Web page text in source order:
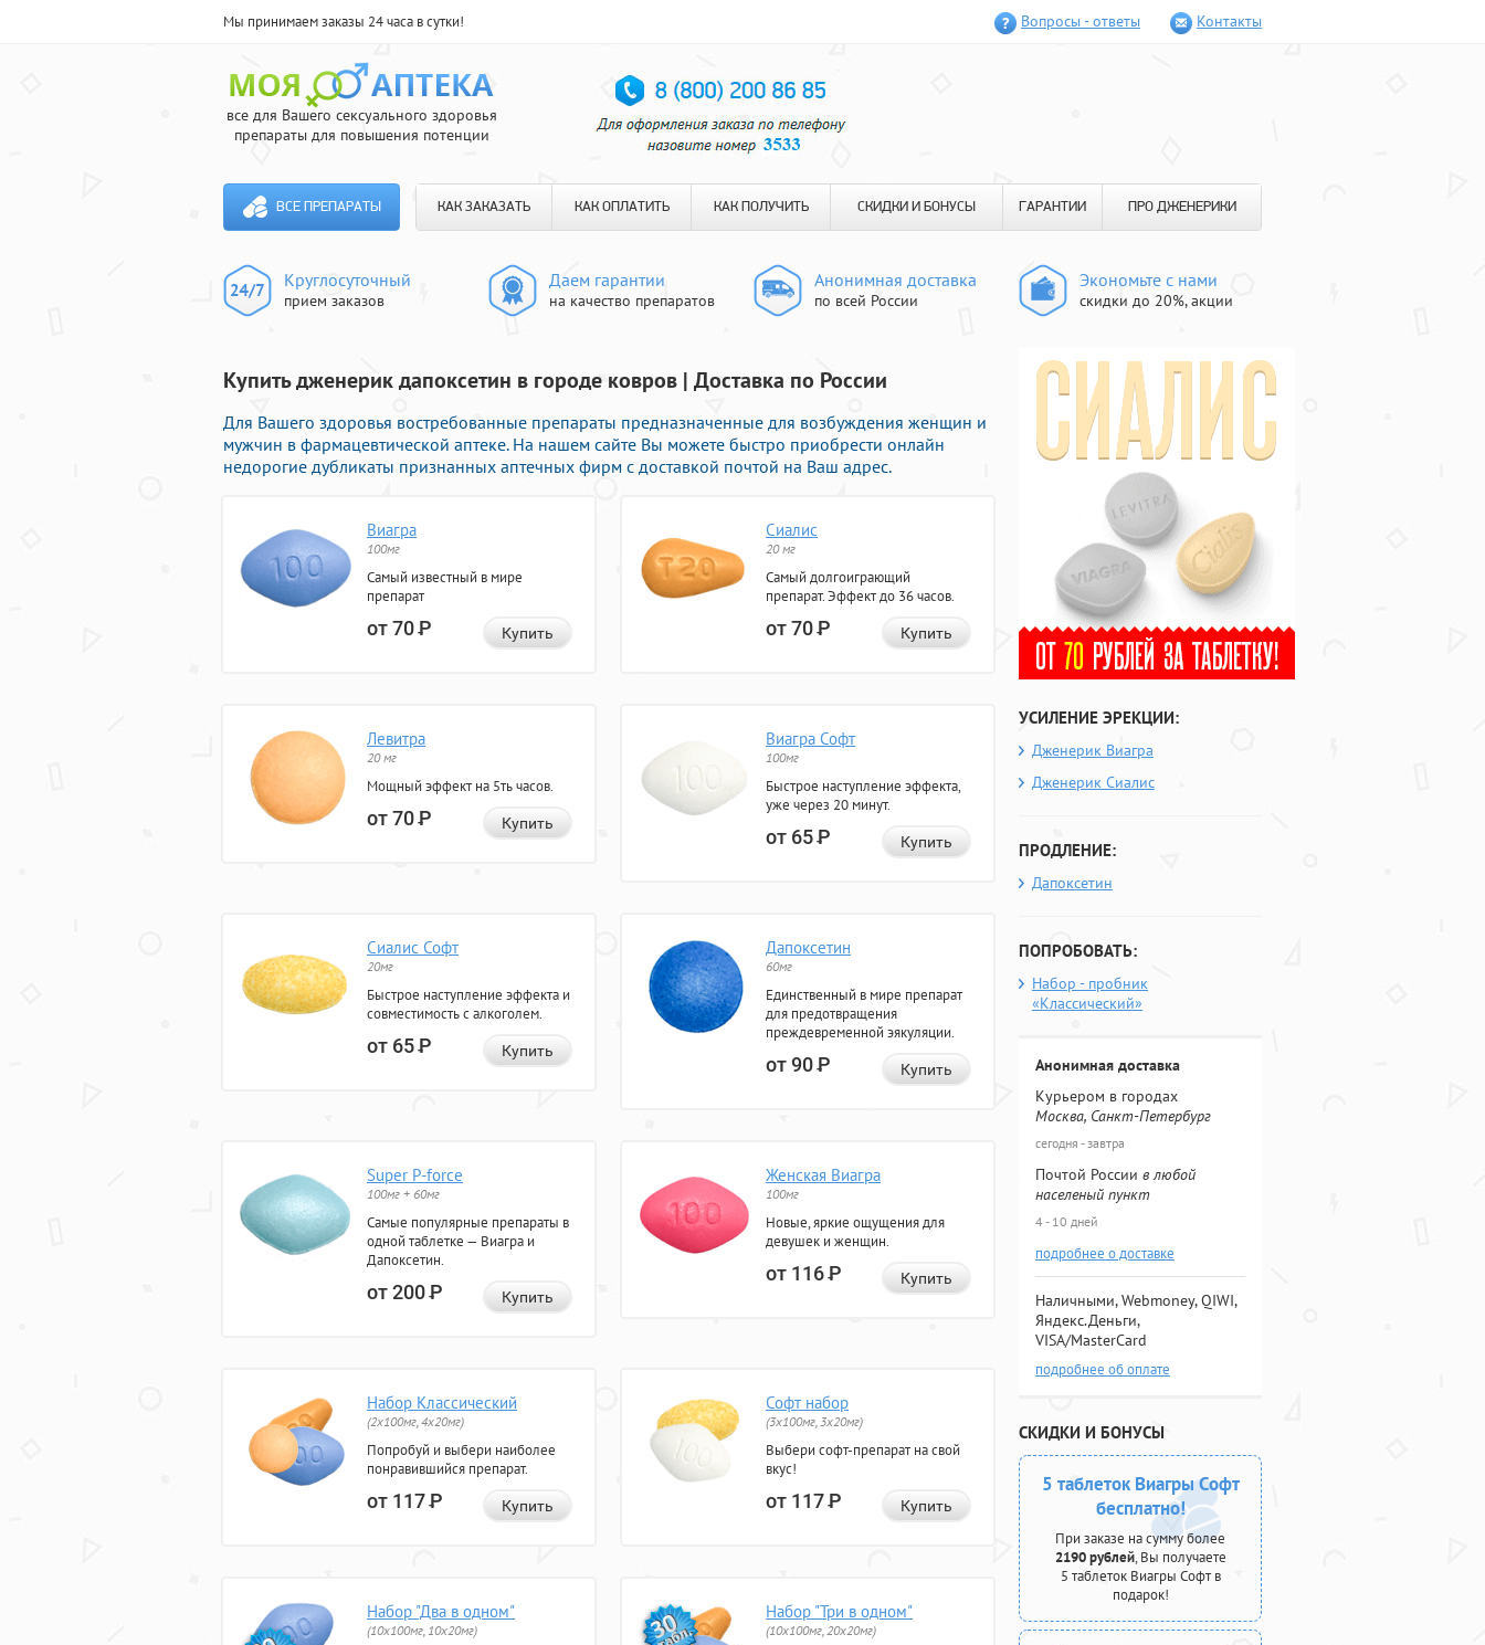
Мы принимаем заказы 24 часа в сутки! Вопросы - ответы Контакты
все для Вашего сексуального здоровья
препараты для повышения потенции
ВСЕ ПРЕПАРАТЫ КАК ЗАКАЗАТЬ КАК ОПЛАТИТЬ КАК ПОЛУЧИТЬ СКИДКИ И БОНУСЫ ГАРАНТИИ ПРО ДЖЕНЕРИКИ
Круглосуточный
прием заказов
Даем гарантии
на качество препаратов
Анонимная доставка
по всей России
Экономьте с нами
скидки до 20%, акции
Купить дженерик дапоксетин в городе ковров | Доставка по России
Для Вашего здоровья востребованные препараты предназначенные для возбуждения женщин и
мужчин в фармацевтической аптеке. На нашем сайте Вы можете быстро приобрести онлайн
недорогие дубликаты признанных аптечных фирм с доставкой почтой на Ваш адрес.
Виагра
100мг
Самый известный в мире
препарат
от 70Р Купить
Сиалис
20 мг
Самый долгоиграющий
препарат. Эффект до 36 часов.
от 70Р Купить
Левитра
20 мг
Мощный эффект на 5ть часов.
от 70Р Купить
Виагра Софт
100мг
Быстрое наступление эффекта,
уже через 20 минут.
от 65Р Купить
Сиалис Софт
20мг
Быстрое наступление эффекта и
совместимость с алкоголем.
от 65Р Купить
Дапоксетин
60мг
Единственный в мире препарат
для предотвращения
преждевременной эякуляции.
от 90Р Купить
Super P-force
100мг + 60мг
Самые популярные препараты в
одной таблетке — Виагра и
Дапоксетин.
от 200Р Купить
Женская Виагра
100мг
Новые, яркие ощущения для
девушек и женщин.
от 116Р Купить
Набор Классический
(2x100мг, 4x20мг)
Попробуй и выбери наиболее
понравившийся препарат.
от 117Р Купить
Софт набор
(3x100мг, 3x20мг)
Выбери софт-препарат на свой
вкус!
от 117Р Купить
Набор "Два в одном"
(10x100мг, 10x20мг)
Набор "Три в одном"
(10x100мг, 20x20мг)
УСИЛЕНИЕ ЭРЕКЦИИ:
Дженерик Виагра
Дженерик Сиалис
ПРОДЛЕНИЕ:
Дапоксетин
ПОПРОБОВАТЬ:
Набор - пробник
«Классический»
Анонимная доставка
Курьером в городах
Москва, Санкт-Петербург
сегодня - завтра
Почтой России в любой
населеный пункт
4 - 10 дней
подробнее о доставке
Наличными, Webmoney, QIWI,
Яндекс.Деньги,
VISA/MasterCard
подробнее об оплате
СКИДКИ И БОНУСЫ
5 таблеток Виагры Софт
бесплатно!
При заказе на сумму более
2190 рублей, Вы получаете
5 таблеток Виагры Софт в
подарок!